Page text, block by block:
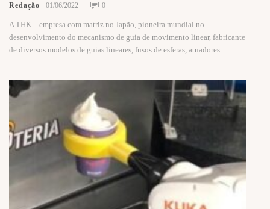
Redação 01/06/2022 0
A THK – empresa com matriz no Japão, pioneira mundial no
desenvolvimento do mecanismo de guia de movimento linear, fabricante
de diversos modelos de guias lineares, fusos de esferas, atuadores